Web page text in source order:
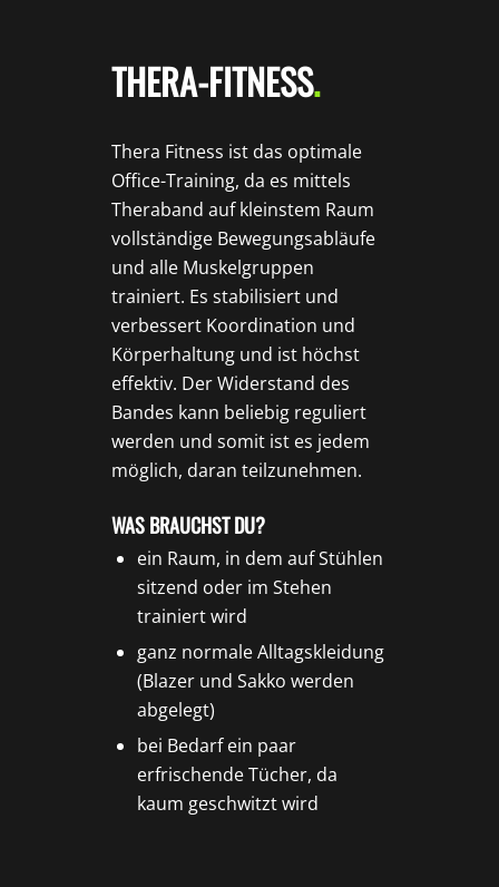
THERA-FITNESS.
Thera Fitness ist das optimale
Office-Training, da es mittels
Theraband auf kleinstem Raum
vollständige Bewegungsabläufe
und alle Muskelgruppen
trainiert. Es stabilisiert und
verbessert Koordination und
Körperhaltung und ist höchst
effektiv. Der Widerstand des
Bandes kann beliebig reguliert
werden und somit ist es jedem
möglich, daran teilzunehmen.
WAS BRAUCHST DU?
ein Raum, in dem auf Stühlen
sitzend oder im Stehen
trainiert wird
ganz normale Alltagskleidung
(Blazer und Sakko werden
abgelegt)
bei Bedarf ein paar
erfrischende Tücher, da
kaum geschwitzt wird